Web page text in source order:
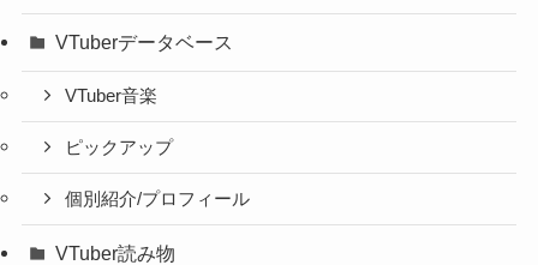
VTuberデータベース
VTuber音楽
ピックアップ
個別紹介/プロフィール
VTuber読み物